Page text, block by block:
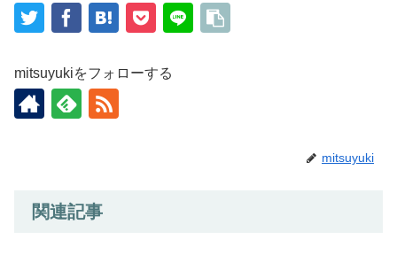
mitsuyukiをフォローする
mitsuyuki
関連記事